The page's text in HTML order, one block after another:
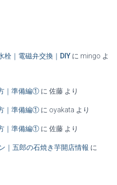
栓｜電磁弁交換｜DIY に mingo よ
｜準備編① に 佐藤 より
｜準備編① に oyakata より
｜準備編① に 佐藤 より
｜五郎の石焼き芋開店情報 に